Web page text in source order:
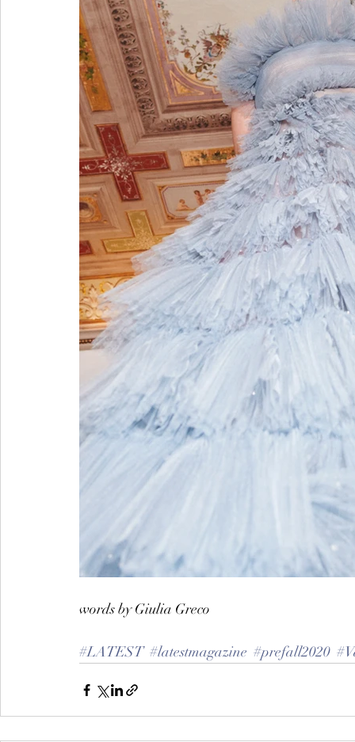
words by Giulia Greco
#LATEST #latestmagazine #prefall2020